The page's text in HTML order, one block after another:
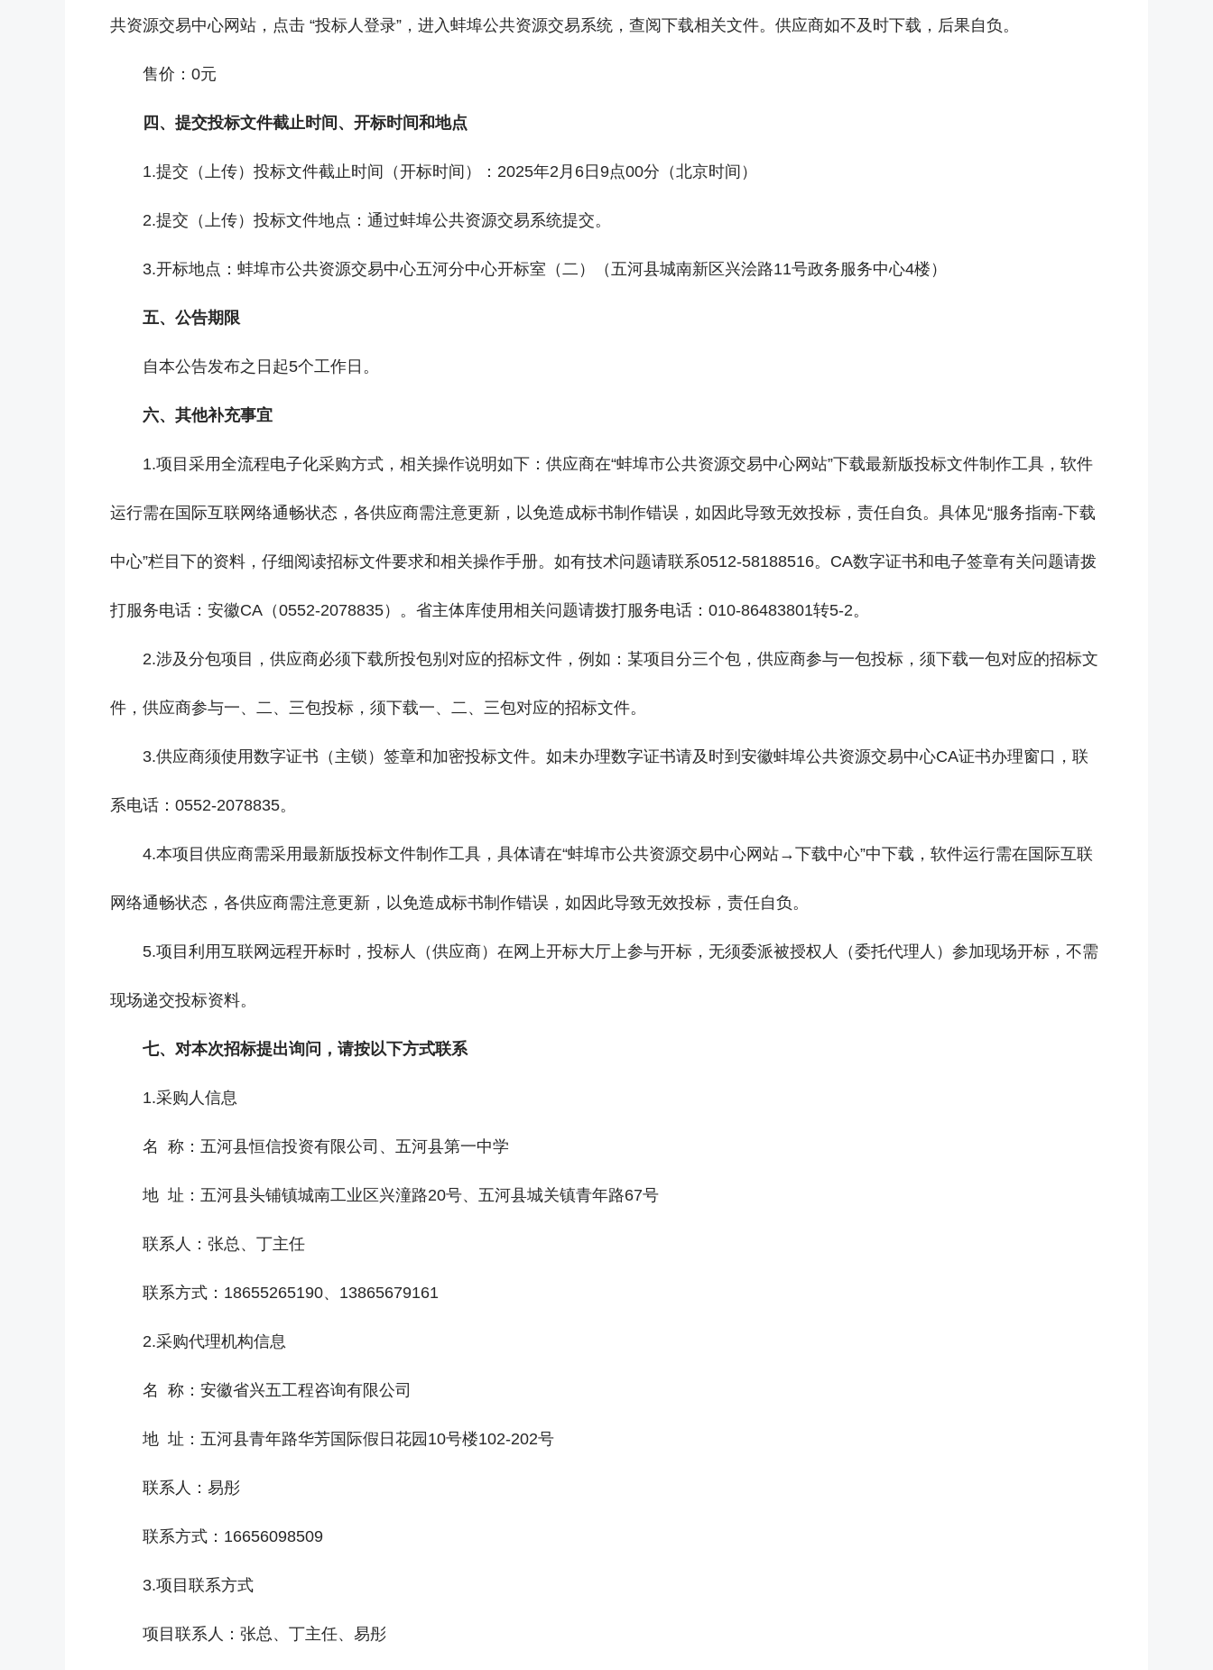
共资源交易中心网站，点击 “投标人登录”，进入蚌埠公共资源交易系统，查阅下载相关文件。供应商如不及时下载，后果自负。
售价：0元
四、提交投标文件截止时间、开标时间和地点
1.提交（上传）投标文件截止时间（开标时间）：2025年2月6日9点00分（北京时间）
2.提交（上传）投标文件地点：通过蚌埠公共资源交易系统提交。
3.开标地点：蚌埠市公共资源交易中心五河分中心开标室（二）（五河县城南新区兴浍路11号政务服务中心4楼）
五、公告期限
自本公告发布之日起5个工作日。
六、其他补充事宜
1.项目采用全流程电子化采购方式，相关操作说明如下：供应商在“蚌埠市公共资源交易中心网站”下载最新版投标文件制作工具，软件
运行需在国际互联网络通畅状态，各供应商需注意更新，以免造成标书制作错误，如因此导致无效投标，责任自负。具体见“服务指南-下载
中心”栏目下的资料，仔细阅读招标文件要求和相关操作手册。如有技术问题请联系0512-58188516。CA数字证书和电子签章有关问题请拨
打服务电话：安徽CA（0552-2078835）。省主体库使用相关问题请拨打服务电话：010-86483801转5-2。
2.涉及分包项目，供应商必须下载所投包别对应的招标文件，例如：某项目分三个包，供应商参与一包投标，须下载一包对应的招标文
件，供应商参与一、二、三包投标，须下载一、二、三包对应的招标文件。
3.供应商须使用数字证书（主锁）签章和加密投标文件。如未办理数字证书请及时到安徽蚌埠公共资源交易中心CA证书办理窗口，联
系电话：0552-2078835。
4.本项目供应商需采用最新版投标文件制作工具，具体请在“蚌埠市公共资源交易中心网站→下载中心”中下载，软件运行需在国际互联
网络通畅状态，各供应商需注意更新，以免造成标书制作错误，如因此导致无效投标，责任自负。
5.项目利用互联网远程开标时，投标人（供应商）在网上开标大厅上参与开标，无须委派被授权人（委托代理人）参加现场开标，不需
现场递交投标资料。
七、对本次招标提出询问，请按以下方式联系
1.采购人信息
名 称：五河县恒信投资有限公司、五河县第一中学
地 址：五河县头铺镇城南工业区兴潼路20号、五河县城关镇青年路67号
联系人：张总、丁主任
联系方式：18655265190、13865679161
2.采购代理机构信息
名 称：安徽省兴五工程咨询有限公司
地 址：五河县青年路华芳国际假日花园10号楼102-202号
联系人：易彤
联系方式：16656098509
3.项目联系方式
项目联系人：张总、丁主任、易彤